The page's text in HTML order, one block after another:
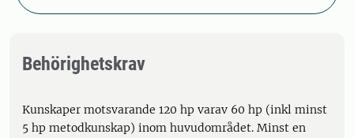
Behörighetskrav
Kunskaper motsvarande 120 hp varav 60 hp (inkl minst
5 hp metodkunskap) inom huvudområdet. Minst en